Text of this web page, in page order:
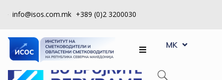
info@isos.com.mk +389 (0)2 3200030
ЗА
НАС
РЕГИСТРИ
MK
SQ